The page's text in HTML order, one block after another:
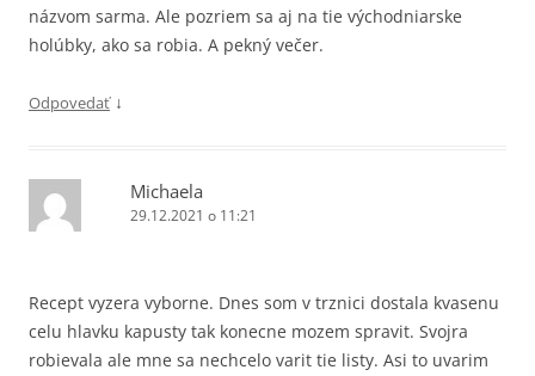
názvom sarma. Ale pozriem sa aj na tie východniarske
holúbky, ako sa robia. A pekný večer.
Odpovedať ↓
Michaela
29.12.2021 o 11:21
Recept vyzera vyborne. Dnes som v trznici dostala kvasenu
celu hlavku kapusty tak konecne mozem spravit. Svojra
robievala ale mne sa nechcelo varit tie listy. Asi to uvarim